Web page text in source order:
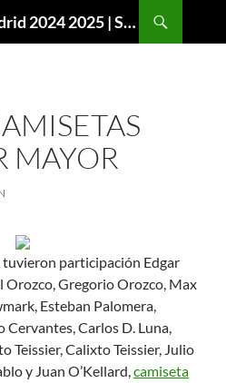
Chandal Atletico de Madrid 2024 2025 | SuperVigo
MAYOR
participación Edgar
Orozco, Gregorio Orozco, Max
Esteban Palomera,
Cervantes, Carlos D. Luna,
Teissier, Calixto Teissier, Julio
y Juan O’Kellard,camiseta